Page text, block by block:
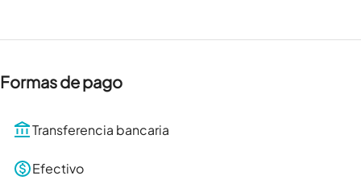
Formas de pago
Transferencia bancaria
Efectivo